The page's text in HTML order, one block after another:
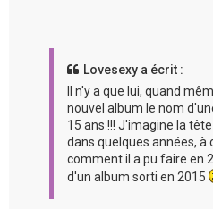
Lovesexy a écrit :
Il n'y a que lui, quand
nouvel album le nom
15 ans !!! J'imagine la
dans quelques années, à
comment il a pu faire en
d'un album sorti en 2015